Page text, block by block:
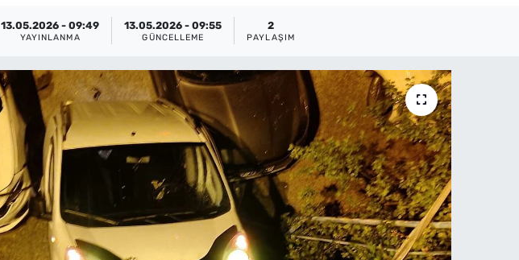
13.05.2026 - 09:49
YAYINLANMA
13.05.2026 - 09:55
GÜNCELLEME
2
PAYLAŞIM